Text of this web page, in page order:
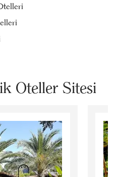
Oteller Sitesi